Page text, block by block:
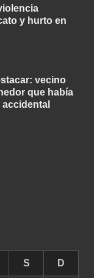
y hurto en
vecino
que había
S D